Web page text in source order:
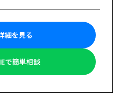
細を見る
で簡単相談